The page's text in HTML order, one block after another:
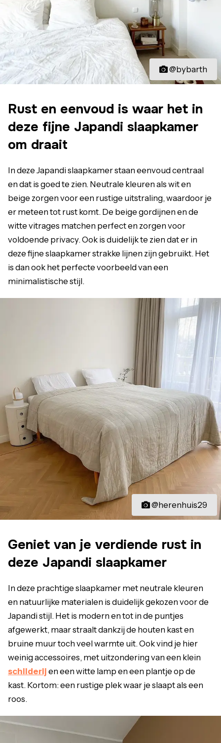
@bybarth
Rust en eenvoud is waar het in
deze fijne Japandi slaapkamer
om draait
In deze Japandi slaapkamer staan eenvoud centraal
en dat is goed te zien. Neutrale kleuren als wit en
beige zorgen voor een rustige uitstraling, waardoor je
er meteen tot rust komt. De beige gordijnen en de
witte vitrages matchen perfect en zorgen voor
voldoende privacy. Ook is duidelijk te zien dat er in
deze fijne slaapkamer strakke lijnen zijn gebruikt. Het
is dan ook het perfecte voorbeeld van een
minimalistische stijl.
@herenhuis29
Geniet van je verdiende rust in
deze Japandi slaapkamer
In deze prachtige slaapkamer met neutrale kleuren
en natuurlijke materialen is duidelijk gekozen voor de
Japandi stijl. Het is modern en tot in de puntjes
afgewerkt, maar straalt dankzij de houten kast en
bruine muur toch veel warmte uit. Ook vind je hier
weinig accessoires, met uitzondering van een klein
schilderij en een witte lamp en een plantje op de
kast. Kortom: een rustige plek waar je slaapt als een
roos.